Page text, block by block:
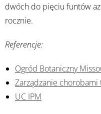
dwóch do pięciu funtów
rocznie.
Referencje:
Ogród Botaniczny
Zarządzanie
UC IPM